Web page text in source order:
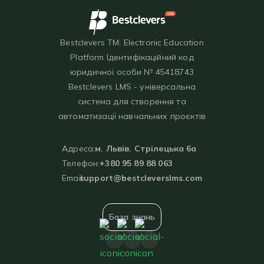
Bestclevers TM: Electronic Education
Platform Ідентифікаційний код
юридичної особи № 45418743
Bestclevers LMS - універсальна
система для створення та
автоматизації навчальних проєктів
Адреса:м. Львів. Стрілецька 6а
Телефон:+380 95 89 88 063
Email:support@bestcleverslms.com
База знань